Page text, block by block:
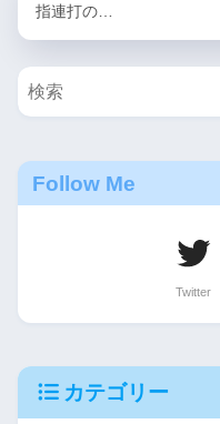
指連打の…
Follow Me
カテゴリー